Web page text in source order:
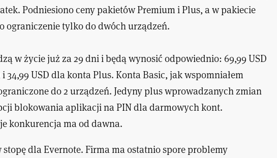
Podniesiono ceny pakietów Premium i Plus, a w pakiecie
ograniczenie tylko do dwóch urządzeń.
w życie już za 29 dni i będą wynosić odpowiednio: 69,99 USD
34,99 USD dla konta Plus. Konta Basic, jak wspomniałem
do 2 urządzeń. Jedyny plus wprowadzanych zmian
blokowania aplikacji na PIN dla darmowych kont.
konkurencja ma od dawna.
stopę dla Evernote. Firma ma ostatnio spore problemy